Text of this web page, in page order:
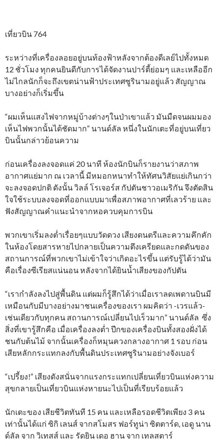
เที่ยวบิน 764
ระหว่างที่เครื่องลอยอยู่บนท้องฟ้าหลังจากต้องดีเลย์ไปทั้งหมด
12 ชั่วโมง ทุกคนยินดีกับการได้จัดงานปาร์ตี้ย่อมๆ และเหลืออีก
ไม่ไกลนักก็จะถึงเขตน่านฟ้าประเทศซูรินามอยู่แล้ว สัญญาณ
บางอย่างก็เริ่มขึ้น
“ผมเห็นแสงไฟจากหมู่บ้างต่างๆในป่าเขาแล้ว มันมืดจนผมมอง
เห็นไฟพวกนั้นได้ชัดมาก” นานด์ลัล หนึ่งในนักเตะที่อยู่บนเที่ยว
บินนั้นกล่าวย้อนความ
ก่อนเครื่องลงจอดแค่ 20 นาที ห้องนักบินก็รายงานว่าสภาพ
อากาศแย่มาก ณ เวลานี้ มีหมอกหนาทำให้ทัศนวิสัยแย่เกินกว่า
จะลงจอดปกติ ดังนั้น วิลล์ โรเจอร์ส กัปตันชาวอเมริกัน จึงตัดสิน
ใจใช้ระบบลงจอดที่ออกแบบมาเพื่อสภาพอากาศที่เลวร้าย และ
ฟังสัญญาณคำแนะนำจากหอควบคุมการบิน
พวกเขาเริ่มลงต่ำเรื่อยๆแบบวัดดวง เสียงดนตรีและความคึกคัก
ในห้องโดยสารหายไปกลายเป็นความตึงเครียดและกดดันของ
สถานการณ์ที่พวกเขาไม่เข้าใจว่าเกิดอะไรขึ้น แต่รับรู้ได้ว่ามัน
คือเรื่องซีเรียสแน่นอน หลังจากได้ยินน้ำเสียงของกัปตัน
“เรากำลังลงไปสู่พื้นดิน แต่ผมก็รู้สึกได้ว่าเมื่อเราลดเพดานบินมี
เหมือนกับมีบางอย่างมาชนเครื่องของเรา ผมคิดว่า -เวรแล้ว-
เช่นเดียวกับทุกคน สถานการณ์เปลี่ยนไปเร็วมาก” นานด์ลัล ซึ่ง
สิ่งที่เขารู้สึกคือ เมื่อเครื่องลงต่ำ ปีกของเครื่องบินทั้งสองฝั่งได้
ชนกับต้นไม้ จากนั้นเครื่องก็หมุนควงกลางอากาศ 1 รอบ ก่อน
เสียหลักกระแทกลงกับพื้นดินประเทศซูรินามอย่างจังเบอร์
“เปรี้ยง!” เสียงดังสนั่นจากแรงกระแทกเปลี่ยนเที่ยวบินแห่งความ
สุขกลายเป็นเที่ยวบินแห่งหายนะไปเป็นที่เรียบร้อยแล้ว
นักเตะของ เสียชีวิตทันที 15 คน และเหลือรอดชีวิตเพียง 3 คน
เท่านั้นได้แก่ ซิกิ เลนส์ จากสโมสร ฟอร์ทูน่า ซิตตาร์ด, เอดู นาน
ด์ลัล จาก วิเทสส์ และ รัดยิน เดอ ฮาน จาก เทลสตาร์